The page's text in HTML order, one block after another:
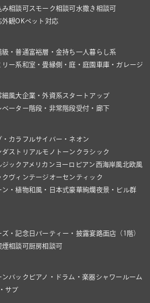
相談可 スモーク相談可 水撒き相談可
外観OKペット対応
級・普通富裕層・金持ち 一人暮らし系
リー系和室・畳縁側・庭・庭園 車庫・ガレージ
細風大企業・外資系スタートアップ
ベーター 階段・非常階段受付・廊下
・カラフルサイバー・ネオン
ダストリアルモノトーン クラシック
ジック アメリカン ヨーロピアン 西海岸風北欧風
ク ヴィンテージ オーセンティック
ン・植物和風・日本式豪華絢爛夜景・ビル群
・記念日 パーティー・披露宴路面店（1階）
煙相談可 厨房相談可
ンバック ピアノ・ドラム・楽器シャワールーム
サブ